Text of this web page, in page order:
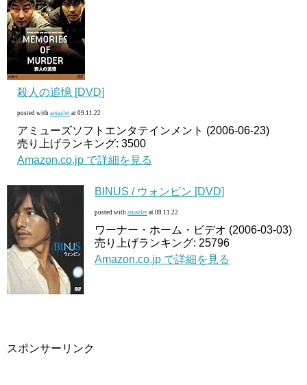
殺人の追憶 [DVD]
posted with amazlet at 09.11.22
アミューズソフトエンタテインメント (2006-06-23)
売り上げランキング: 3500
Amazon.co.jp で詳細を見る
BINUS / ウォンビン [DVD]
posted with amazlet at 09.11.22
ワーナー・ホーム・ビデオ (2006-03-03)
売り上げランキング: 25796
Amazon.co.jp で詳細を見る
スポンサーリンク